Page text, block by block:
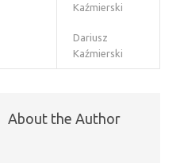
Kaźmierski
Dariusz
Kaźmierski
About the Author